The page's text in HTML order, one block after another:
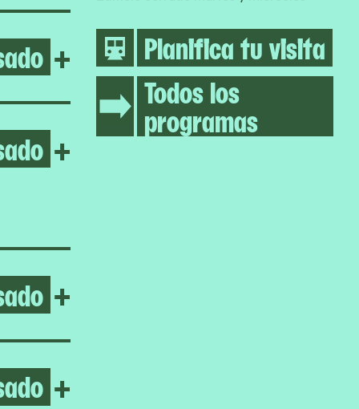
+ Open Life Between
+ Open Homeroom:
+
+
Planifica tu visita
Todos los
programas